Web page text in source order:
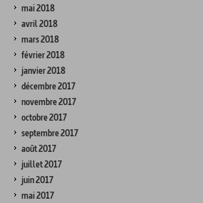
mai 2018
avril 2018
mars 2018
février 2018
janvier 2018
décembre 2017
novembre 2017
octobre 2017
septembre 2017
août 2017
juillet 2017
juin 2017
mai 2017